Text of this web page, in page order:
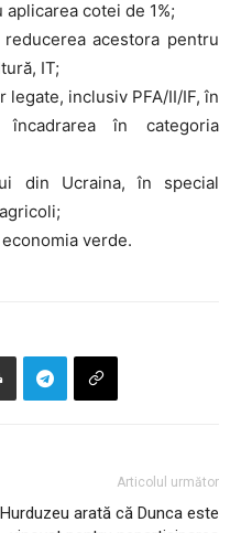
cotei de 1%;
acestora pentru
IT;
inclusiv PFA/II/IF, în
în categoria
din Ucraina, în special
verde.
Articolul următor
Hurduzeu arată că Dunca este